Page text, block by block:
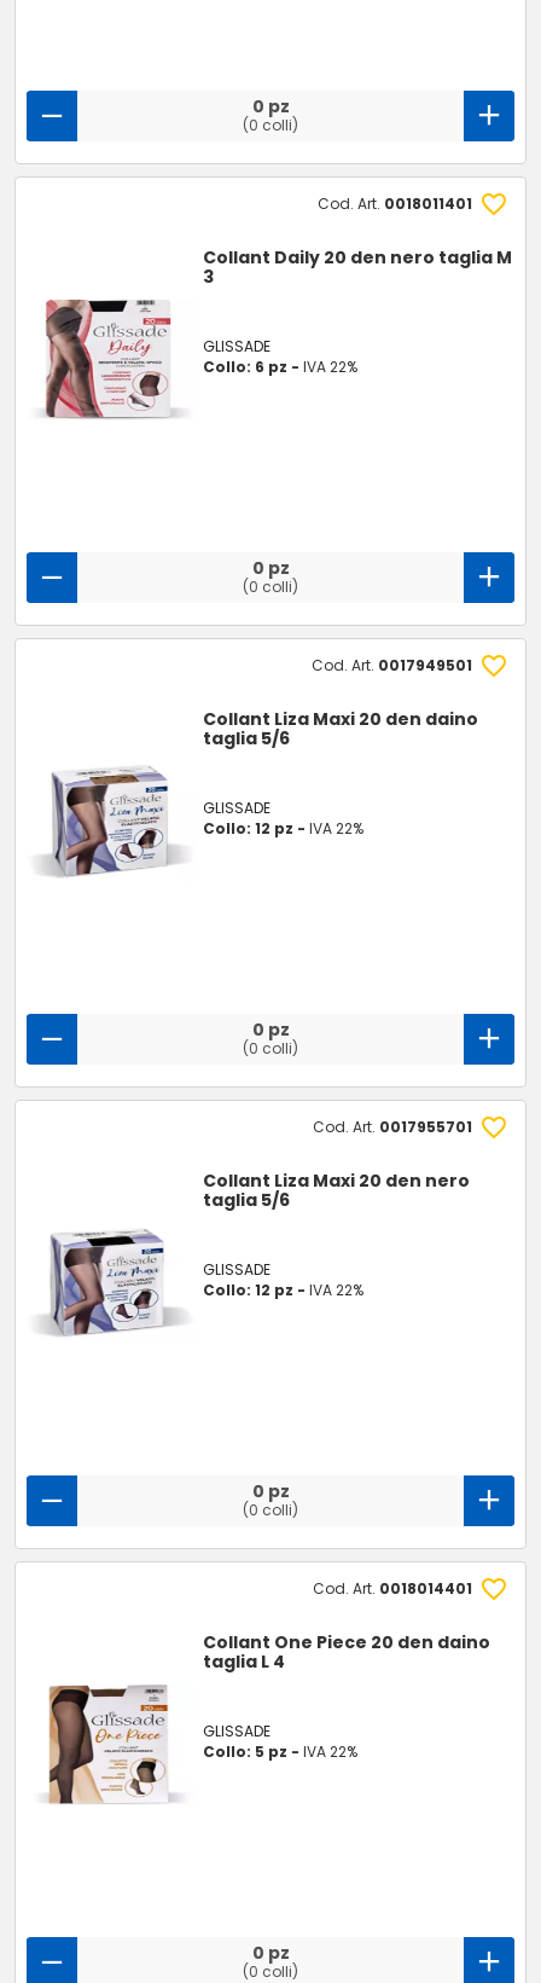
0 pz
(0 colli)
Cod. Art. 0018011401
Collant Daily 20 den nero taglia M
3
GLISSADE
Collo: 6 pz -IVA 22%
0 pz
(0 colli)
Cod. Art. 0017949501
Collant Liza Maxi 20 den daino
taglia 5/6
GLISSADE
Collo: 12 pz -IVA 22%
0 pz
(0 colli)
Cod. Art. 0017955701
Collant Liza Maxi 20 den nero
taglia 5/6
GLISSADE
Collo: 12 pz -IVA 22%
0 pz
(0 colli)
Cod. Art. 0018014401
Collant One Piece 20 den daino
taglia L 4
GLISSADE
Collo: 5 pz -IVA 22%
0 pz
(0 colli)